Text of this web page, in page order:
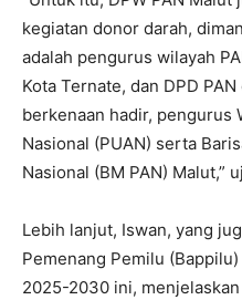
kegiatan donor darah,
adalah pengurus wilayah
Kota Ternate, dan DPD
berkenaan hadir, pengurus
Nasional (PUAN) serta
Nasional (BM PAN) Malut,”
Lebih lanjut, Iswan, yang
Pemenang Pemilu
2025-2030 ini,